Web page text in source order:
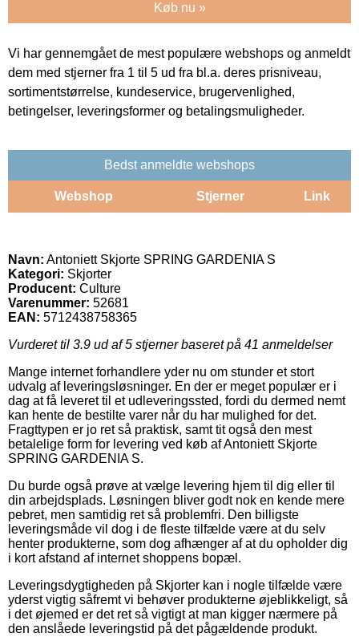
Køb nu »
Vi har gennemgået de mest populære webshops og anmeldt
dem med stjerner fra 1 til 5 ud fra bl.a. deres prisniveau,
sortimentstørrelse, kundeservice, brugervenlighed,
betingelser, leveringsformer og betalingsmuligheder.
Bedst anmeldte webshops
Webshop Stjerner Link
Navn: Antoniett Skjorte SPRING GARDENIA S
Kategori: Skjorter
Producent: Culture
Varenummer: 52681
EAN: 5712438758365
Vurderet til 3.9 ud af 5 stjerner baseret på 41 anmeldelser
Mange internet forhandlere yder nu om stunder et stort
udvalg af leveringsløsninger. En der er meget populær er i
dag at få leveret til et udleveringssted, fordi du dermed nemt
kan hente de bestilte varer når du har mulighed for det.
Fragttypen er jo ret så praktisk, samt tit også den mest
betalelige form for levering ved køb af Antoniett Skjorte
SPRING GARDENIA S.
Du burde også prøve at vælge levering hjem til dig eller til
din arbejdsplads. Løsningen bliver godt nok en kende mere
pebret, men samtidig ret så problemfri. Den billigste
leveringsmåde vil dog i de fleste tilfælde være at du selv
henter produkterne, som dog afhænger af at du opholder dig
i kort afstand af internet shoppens bopæl.
Leveringsdygtigheden på Skjorter kan i nogle tilfælde være
yderst vigtig såfremt vi behøver produkterne øjeblikkeligt, så
i det øjemed er det ret så vigtigt at man kigger nærmere på
den anslåede leveringstid på det pågældende produkt.